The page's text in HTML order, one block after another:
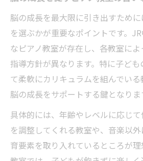
脳の成長を最大限に引き出すため
を選ぶかが重要なポイントです。
なピアノ教室が存在し、各教室に
指導方針が異なります。特に子ど
て柔軟にカリキュラムを組んでいる
脳の成長をサポートする鍵となりま
具体的には、年齢やレベルに応じ
を調整してくれる教室や、音楽以
育要素を取り入れているところが